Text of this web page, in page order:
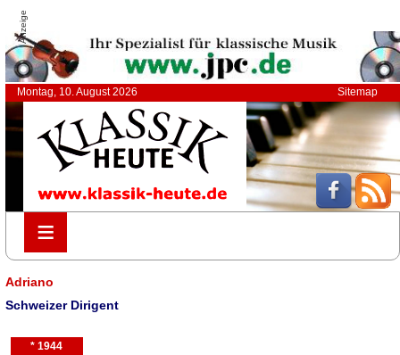
Anzeige
Montag, 10. August 2026 Sitemap
≡
≡
Adriano
Schweizer Dirigent
* 1944